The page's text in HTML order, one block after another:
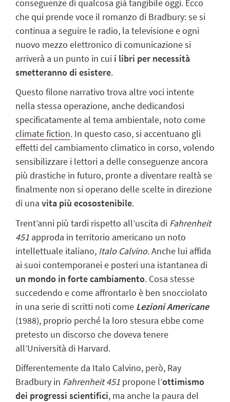
conseguenze di qualcosa già tangibile oggi. Ecco
che qui prende voce il romanzo di Bradbury: se si
continua a seguire le radio, la televisione e ogni
nuovo mezzo elettronico di comunicazione si
arriverà a un punto in cui i libri per necessità
smetteranno di esistere.
Questo filone narrativo trova altre voci intente
nella stessa operazione, anche dedicandosi
specificatamente al tema ambientale, noto come
climate fiction. In questo caso, si accentuano gli
effetti del cambiamento climatico in corso, volendo
sensibilizzare i lettori a delle conseguenze ancora
più drastiche in futuro, pronte a diventare realtà se
finalmente non si operano delle scelte in direzione
di una vita più ecosostenibile.
Trent’anni più tardi rispetto all’uscita di Fahrenheit
451 approda in territorio americano un noto
intellettuale italiano, Italo Calvino. Anche lui affida
ai suoi contemporanei e posteri una istantanea di
un mondo in forte cambiamento. Cosa stesse
succedendo e come affrontarlo è ben snocciolato
in una serie di scritti noti come Lezioni Americane
(1988), proprio perché la loro stesura ebbe come
pretesto un discorso che doveva tenere
all’Università di Harvard.
Differentemente da Italo Calvino, però, Ray
Bradbury in Fahrenheit 451 propone l’ottimismo
dei progressi scientifici, ma anche la paura del